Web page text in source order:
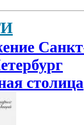
столица